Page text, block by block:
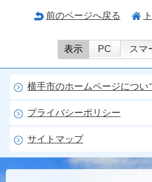
前のページへ戻る
表示 PC スマ
横手市のホームページについ
プライバシーポリシー
サイトマップ